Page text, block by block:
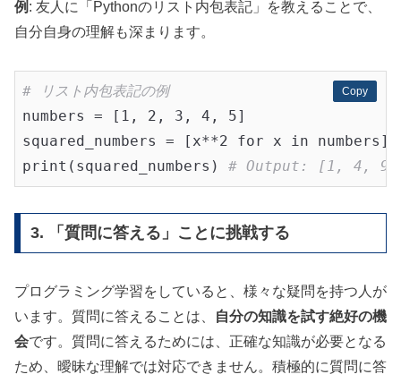
例 : 友人に「Pythonのリスト内包表記」を教えることで、
自分自身の理解も深まります。
Copy
Copy
# リスト内包表記の例
numbers = [1, 2, 3, 4, 5]
squared_numbers = [x**2 for x in numbers]
print(squared_numbers) # Output: [1, 4,
3. 「質問に答える」ことに挑戦する
プログラミング学習をしていると、様々な疑問を持つ人が
います。質問に答えることは、
自分の知識を試す絶好の機
会です。質問に答えるためには、正確な知識が必要となる
ため、曖昧な理解では対応できません。積極的に質問に答